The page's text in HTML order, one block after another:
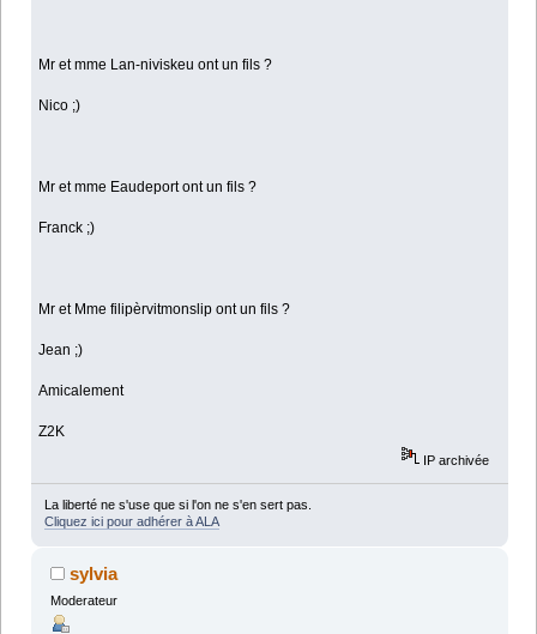
Mr et mme Lan-niviskeu ont un fils ?
Nico ;)
Mr et mme Eaudeport ont un fils ?
Franck ;)
Mr et Mme filipèrvitmonslip ont un fils ?
Jean ;)
Amicalement
Z2K
IP archivée
La liberté ne s'use que si l'on ne s'en sert pas.
Cliquez ici pour adhérer à ALA
sylvia
Moderateur